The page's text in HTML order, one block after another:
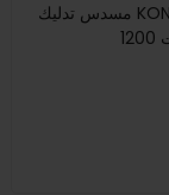
مسدس تدليك KONKA V19 6 سرعات قابلة للتعديل 6 رؤوس تدليك